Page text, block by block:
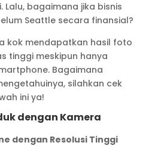
Lalu, bagaimana jika bisnis
Seattle secara finansial?
kok mendapatkan hasil foto
tinggi meskipun hanya
Bagaimana
silahkan cek
ini ya!
dengan Kamera
dengan Resolusi Tinggi